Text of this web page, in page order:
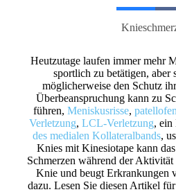
Heutzutage laufen immer mehr
sportlich zu betätigen, aber
möglicherweise den Schutz
Überbeanspruchung kann zu
führen, Meniskusrisse,
Verletzung,LCL-Verletzung, ein
des medialen Kollateralbands,
Knies mit Kinesiotape kann
Schmerzen während der
Knie und beugt Erkrankungen
dazu. Lesen Sie diesen Artikel